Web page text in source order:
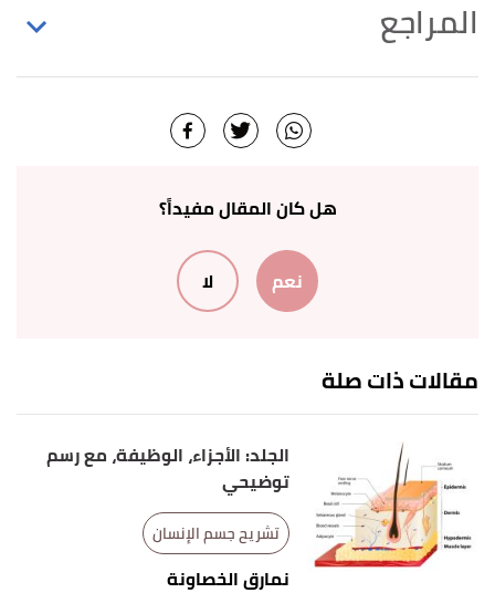
المراجع
Sciencedirect, Retrieved 1/3/2018. Edited.
Very well health, Retrieved 20/12/2020.
,University of Washington
Retrieved 8/6/2022. Edited.
هل كان المقال مفيداً؟
نعم لا
مقالات ذات صلة
الجلد: الأجزاء، الوظيفة، مع رسم
توضيحي
تشريح جسم الإنسان
نمارق الخصاونة